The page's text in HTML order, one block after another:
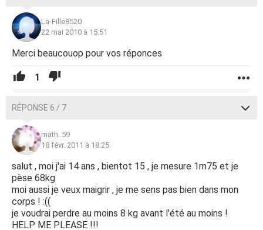
La-Fille8520
22 mai 2010 à 15:51
Merci beaucouop pour vos réponces
1
RÉPONSE 6 / 7
math..59
18 févr. 2011 à 18:25
salut , moi j'ai 14 ans , bientot 15 , je mesure 1m75 et je
pèse 68kg
moi aussi je veux maigrir , je me sens pas bien dans mon
corps ! :((
je voudrai perdre au moins 8 kg avant l'été au moins !
HELP ME PLEASE !!!